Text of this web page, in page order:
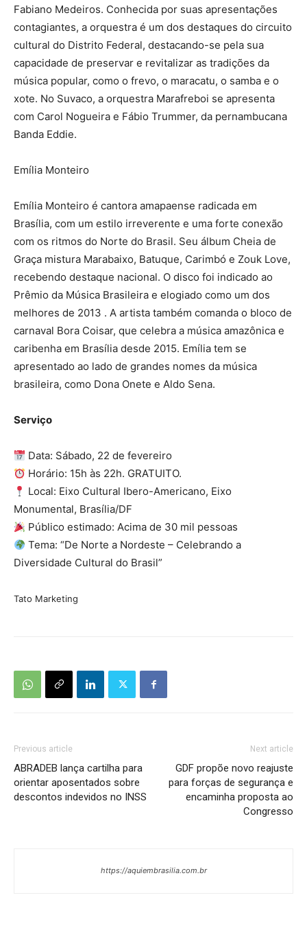
Fabiano Medeiros. Conhecida por suas apresentações
contagiantes, a orquestra é um dos destaques do circuito
cultural do Distrito Federal, destacando-se pela sua
capacidade de preservar e revitalizar as tradições da
música popular, como o frevo, o maracatu, o samba e o
xote. No Suvaco, a orquestra Marafreboi se apresenta
com Carol Nogueira e Fábio Trummer, da pernambucana
Banda Eddie.
Emília Monteiro
Emília Monteiro é cantora amapaense radicada em
Brasília, com um estilo irreverente e uma forte conexão
com os ritmos do Norte do Brasil. Seu álbum Cheia de
Graça mistura Marabaixo, Batuque, Carimbó e Zouk Love,
recebendo destaque nacional. O disco foi indicado ao
Prêmio da Música Brasileira e elogiado como um dos
melhores de 2013 . A artista também comanda o bloco de
carnaval Bora Coisar, que celebra a música amazônica e
caribenha em Brasília desde 2015. Emília tem se
apresentado ao lado de grandes nomes da música
brasileira, como Dona Onete e Aldo Sena.
Serviço
Data: Sábado, 22 de fevereiro
Horário: 15h às 22h. GRATUITO.
Local: Eixo Cultural Ibero-Americano, Eixo
Monumental, Brasília/DF
Público estimado: Acima de 30 mil pessoas
Tema: “De Norte a Nordeste – Celebrando a
Diversidade Cultural do Brasil”
Tato Marketing
Previous article
ABRADEB lança cartilha para
orientar aposentados sobre
descontos indevidos no INSS
Next article
GDF propõe novo reajuste
para forças de segurança e
encaminha proposta ao
Congresso
https://aquiembrasilia.com.br